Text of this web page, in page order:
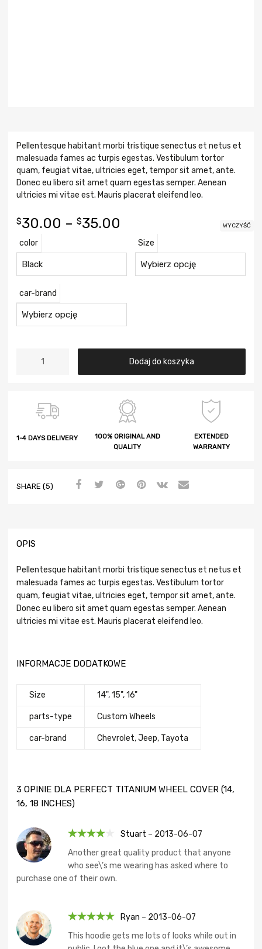
Pellentesque habitant morbi tristique senectus et netus et
malesuada fames ac turpis egestas. Vestibulum tortor
quam, feugiat vitae, ultricies eget, tempor sit amet, ante.
Donec eu libero sit amet quam egestas semper. Aenean
ultricies mi vitae est. Mauris placerat eleifend leo.
$30.00 – $35.00
color Size
сar-brand
WYCZYŚĆ
Dodaj do koszyka
1-4 DAYS DELIVERY
100% ORIGINAL AND
QUALITY
EXTENDED
WARRANTY
SHARE (5)
OPIS
Pellentesque habitant morbi tristique senectus et netus et
malesuada fames ac turpis egestas. Vestibulum tortor
quam, feugiat vitae, ultricies eget, tempor sit amet, ante.
Donec eu libero sit amet quam egestas semper. Aenean
ultricies mi vitae est. Mauris placerat eleifend leo.
INFORMACJE DODATKOWE
Size 14", 15", 16"
parts-type Custom Wheels
сar-brand Chevrolet, Jeep, Tayota
3 OPINIE DLA PERFECT TITANIUM WHEEL COVER (14,
16, 18 INCHES)
4na 5
Stuart – 2013-06-07
Another great quality product that anyone
who see\’s me wearing has asked where to
purchase one of their own.
na 5
Ryan – 2013-06-07
This hoodie gets me lots of looks while out in